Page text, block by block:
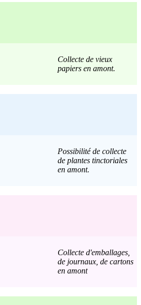
Collecte de vieux
papiers en amont.
Possibilité de collecte
de plantes tinctoriales
en amont.
Collecte d'emballages,
de journaux, de cartons
en amont